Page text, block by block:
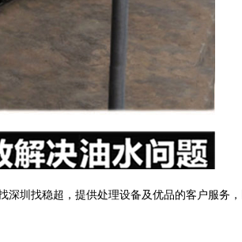
圳找稳超，提供处理设备及优品的客户服务